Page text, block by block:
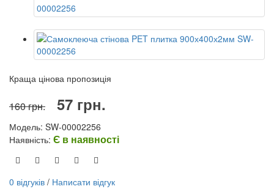
Краща цінова пропозиція
160 грн. 57 грн.
Модель: SW-00002256
Наявність: Є в наявності
0 відгуків / Написати відгук